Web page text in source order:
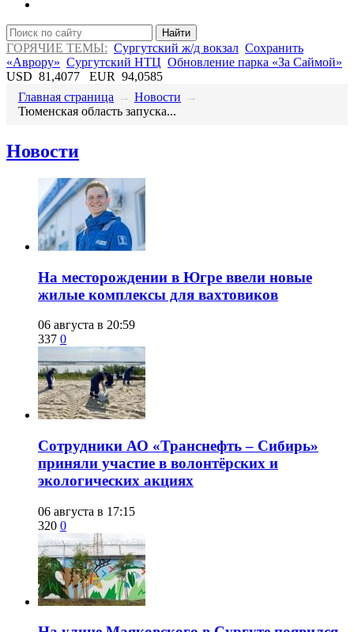
Найти
ГОРЯЧИЕ ТЕМЫ: Сургутский ж/д вокзал Сохранить
«Аврору» Сургутский НТЦ Обновление парка «За Саймой»
USD 81,4077 EUR 94,0585
Главная страница → Новости →
​Тюменская область запуска...
Новости
​На месторождении в Югре ввели новые
жилые комплексы для вахтовиков
06 августа в 20:59
337 0
Сотрудники АО «Транснефть – Сибирь»
приняли участие в волонтёрских и
экологических акциях
06 августа в 17:15
320 0